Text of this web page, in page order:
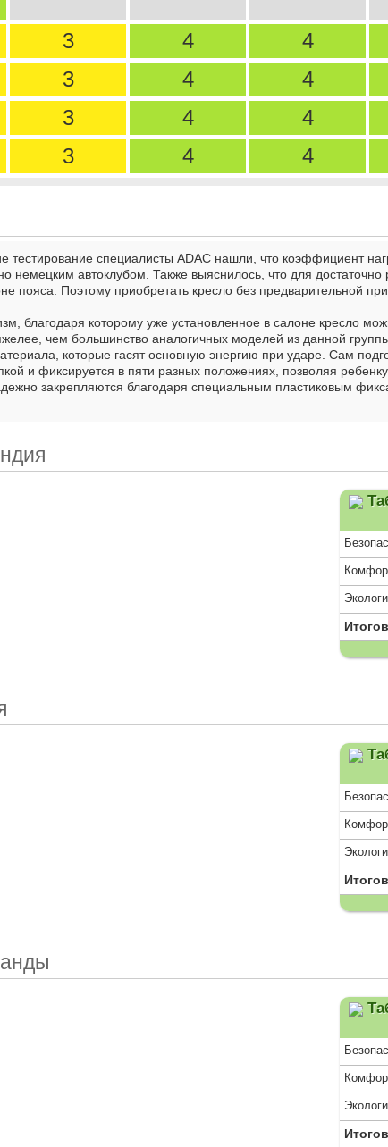
3 4 4
3 4 4
3 4 4
3 4 4
специалисты ADAC нашли, что коэффициент
немецким автоклубом. Также выяснилось, что для
пояса. Поэтому приобретать кресло без предварительной
благодаря которому уже установленное в салоне кресло
чем большинство аналогичных моделей из данной
которые гасят основную энергию при ударе. Сам
и фиксируется в пяти разных положениях, позволяя
закрепляются благодаря специальным пластиковым